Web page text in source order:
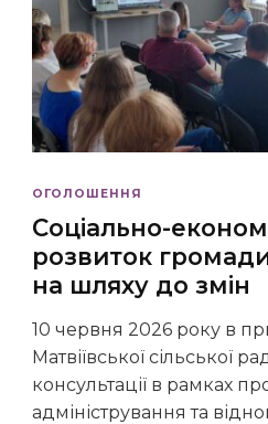
ОГОЛОШЕННЯ
Соціально-
розвиток
на шляху до змін
10 червня 2026 року в
Матвіївської сільської
консультації в рамках
адміністрування та